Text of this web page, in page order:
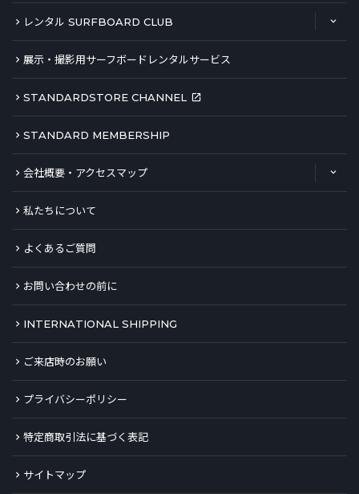
レンタル SURFBOARD CLUB
展示・撮影用サーフボードレンタルサービス
STANDARDSTORE CHANNEL
STANDARD MEMBERSHIP
会社概要・アクセスマップ
私たちについて
よくあるご質問
お問い合わせの前に
INTERNATIONAL SHIPPING
ご来店時のお願い
プライバシーポリシー
特定商取引法に基づく表記
サイトマップ